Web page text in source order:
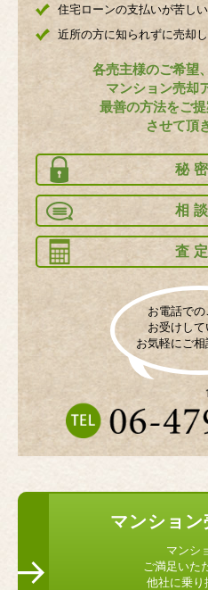
住宅ローンの支払いが苦し
近所の方に知られずに売却
各売主様のご希望
マンション売却
最善の方法をご
させて頂
秘
相
査
お電話での
お受けして
お気軽にご相
マンション
マンシ
ご満足いた
他社に乗り